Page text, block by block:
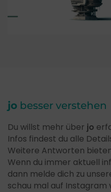
jo besser verstehen
Du willst mehr über jo
Infos findest du alle
Weitere Antworten
Wenn du immer aktuell
dann melde dich zu
schau mal auf Instagram